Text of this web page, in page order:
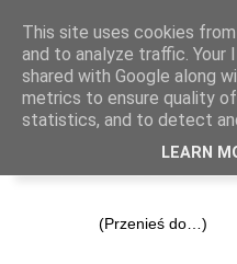
This site uses cookies
and to analyze traffic. Your
shared with Google along
metrics to ensure quality
statistics, and to detect
LEARN